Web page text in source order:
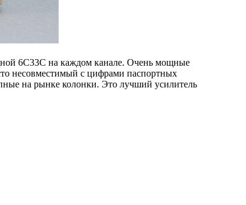
6C33C на каждом канале. Очень мощные
несовместимый с цифрами паспортных
на рынке колонки. Это лучший усилитель